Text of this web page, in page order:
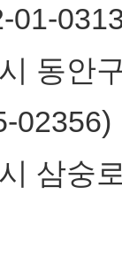
01-
동안
삼숭